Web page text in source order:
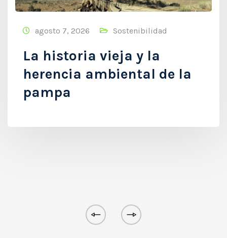
agosto 7, 2026 Sostenibilidad
La historia vieja y la
herencia ambiental de la
pampa